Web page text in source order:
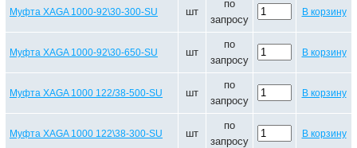
Муфта XAGA 1000-92\30-300-SU шт
по
запросу
В корзину
Муфта XAGA 1000-92\30-650-SU шт
по
запросу
В корзину
Муфта XAGA 1000 122/38-500-SU шт
по
запросу
В корзину
Муфта XAGA 1000 122\38-300-SU шт
по
запросу
В корзину